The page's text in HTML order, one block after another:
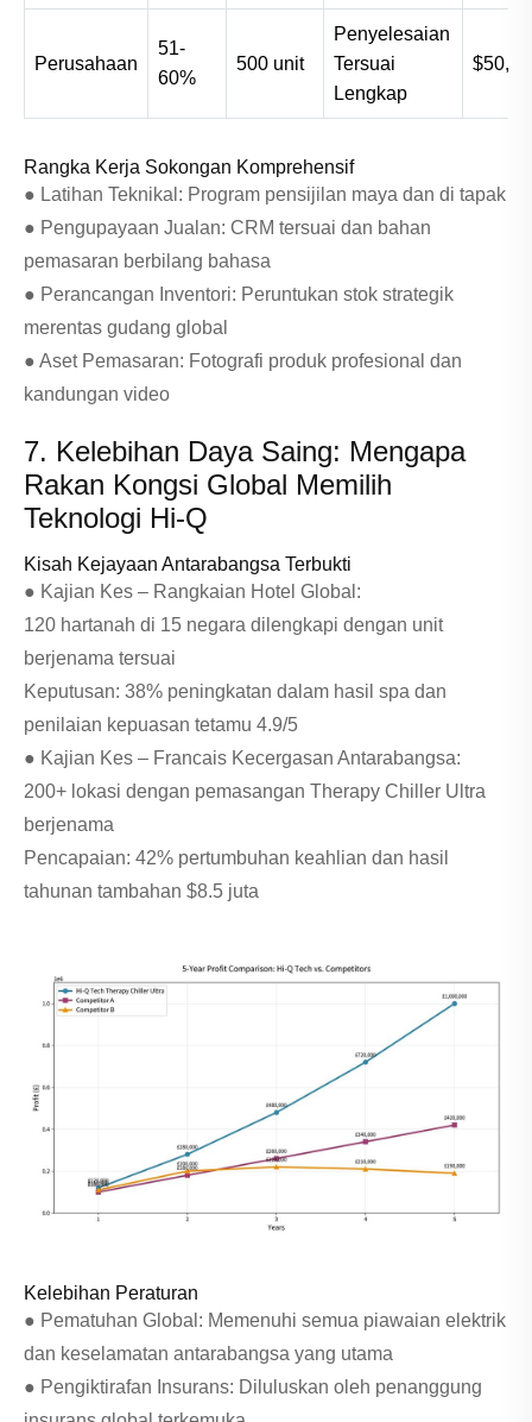
Perusahaan
51-
60%
500 unit
Penyelesaian
Tersuai
Lengkap
Rangka Kerja Sokongan Komprehensif
● Latihan Teknikal: Program pensijilan maya dan di tapak
● Pengupayaan Jualan: CRM tersuai dan bahan
pemasaran berbilang bahasa
● Perancangan Inventori: Peruntukan stok strategik
merentas gudang global
● Aset Pemasaran: Fotografi produk profesional dan
kandungan video
7. Kelebihan Daya Saing: Mengapa
Rakan Kongsi Global Memilih
Teknologi Hi-Q
Kisah Kejayaan Antarabangsa Terbukti
● Kajian Kes – Rangkaian Hotel Global:
120 hartanah di 15 negara dilengkapi dengan unit
berjenama tersuai
Keputusan: 38% peningkatan dalam hasil spa dan
penilaian kepuasan tetamu 4.9/5
● Kajian Kes – Francais Kecergasan Antarabangsa:
200+ lokasi dengan pemasangan Therapy Chiller Ultra
berjenama
Pencapaian: 42% pertumbuhan keahlian dan hasil
tahunan tambahan $8.5 juta
Kelebihan Peraturan
● Pematuhan Global: Memenuhi semua piawaian elektrik
dan keselamatan antarabangsa yang utama
● Pengiktirafan Insurans: Diluluskan oleh penanggung